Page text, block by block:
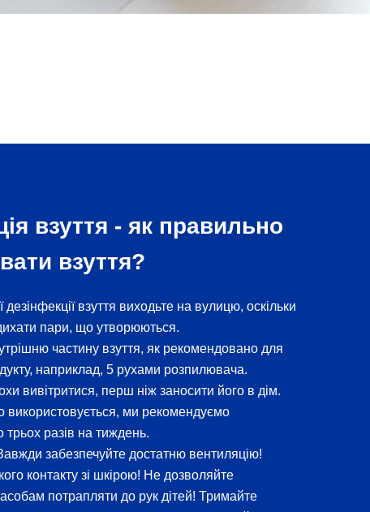
взуття - як правильно
взуття?
взуття виходьте на вулицю, оскільки
пари, що утворюються.
частину взуття, як рекомендовано для
наприклад, 5 рухами розпилювача.
вивітритися, перш ніж заносити його в дім.
використовується, ми рекомендуємо
трьох разів на тиждень.
забезпечуйте достатню вентиляцію!
контакту зі шкірою! Не дозволяйте
потрапляти до рук дітей! Тримайте